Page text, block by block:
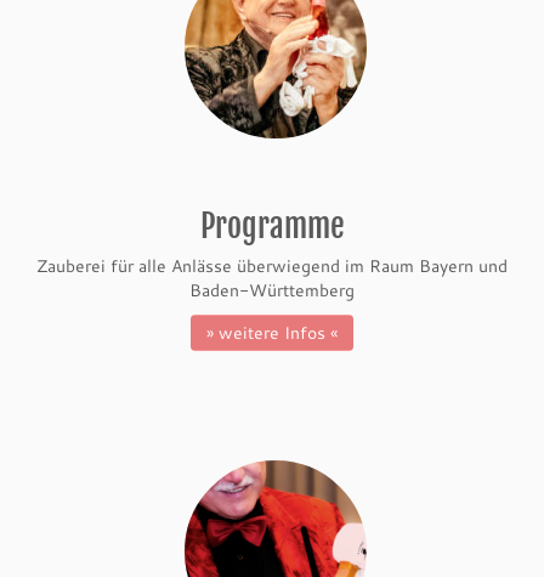
Programme
Zauberei für alle Anlässe überwiegend im Raum Bayern und
Baden-Württemberg
» weitere Infos «